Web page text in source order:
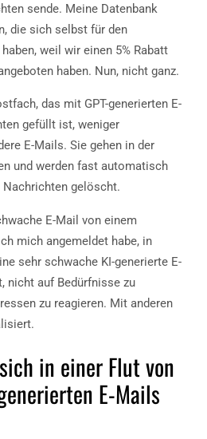
sende. Meine Datenbank
die sich selbst für den
weil wir einen 5% Rabatt
haben. Nun, nicht ganz.
das mit GPT-generierten E-
gefüllt ist, weniger
E-Mails. Sie gehen in der
und werden fast automatisch
gelöscht.
E-Mail von einem
mich angemeldet habe, in
sehr schwache KI-generierte E-
nicht auf Bedürfnisse zu
zu reagieren. Mit anderen
in einer Flut von
E-Mails